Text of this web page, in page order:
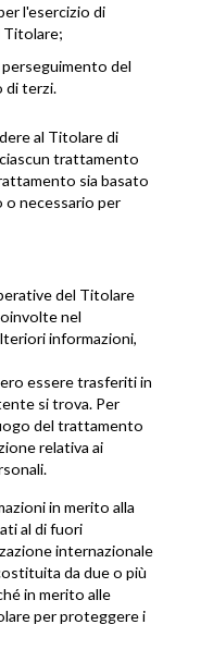
l'esercizio di
Titolare;
del
di terzi.
al Titolare di
trattamento
sia basato
o necessario per
del Titolare
nel
informazioni,
essere trasferiti in
si trova. Per
del trattamento
relativa ai
in merito alla
al di fuori
internazionale
da due o più
in merito alle
per proteggere i